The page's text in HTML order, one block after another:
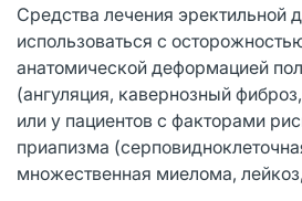
Средства лечения эректильной
использоваться с
анатомической деформацией
(ангуляция, кавернозный
или у пациентов с факторами
приапизма
множественная миелома,